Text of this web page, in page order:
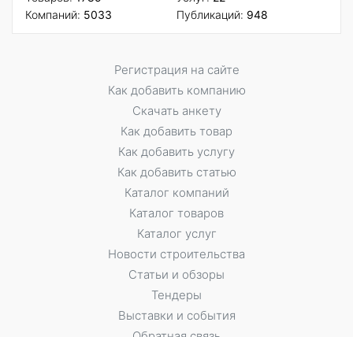
Компаний: 5033
Публикаций: 948
Регистрация на сайте
Как добавить компанию
Скачать анкету
Как добавить товар
Как добавить услугу
Как добавить статью
Каталог компаний
Каталог товаров
Каталог услуг
Новости строительства
Статьи и обзоры
Тендеры
Выставки и события